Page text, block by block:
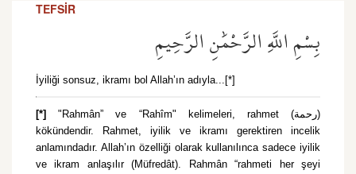
TEFSİR
بِسْمِ اللَّهِ الرَّحْمَٰنِ الرَّحِيمِ
İyiliği sonsuz, ikramı bol Allah’ın adıyla...[*]
[*]"Rahmân” ve “Rahîm" kelimeleri, rahmet (رحمة)
kökündendir. Rahmet, iyilik ve ikramı gerektiren incelik
anlamındadır. Allah’ın özelliği olarak kullanılınca sadece iyilik
ve ikram anlaşılır (Müfredât). Rahmân “rahmeti her şeyi